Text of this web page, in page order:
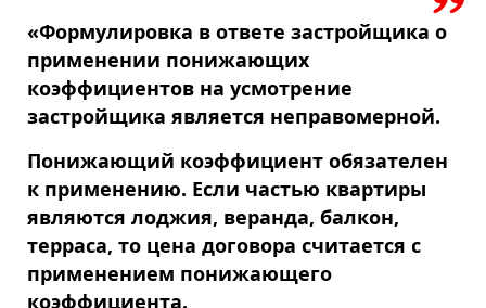
«Формулировка в ответе застройщика о
применении понижающих
коэффициентов на усмотрение
застройщика является неправомерной.
Понижающий коэффициент обязателен
к применению. Если частью квартиры
являются лоджия, веранда, балкон,
терраса, то цена договора считается с
применением понижающего
коэффициента.